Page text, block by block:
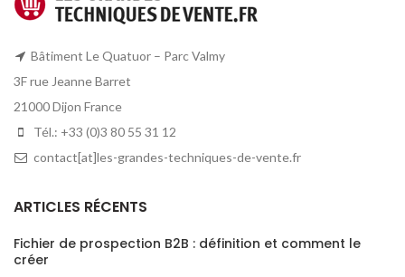
Bâtiment Le Quatuor – Parc Valmy
3F rue Jeanne Barret
21000 Dijon France
Tél.: +33 (0)3 80 55 31 12
contact[at]les-grandes-techniques-de-vente.fr
ARTICLES RÉCENTS
Fichier de prospection B2B : définition et comment le
créer